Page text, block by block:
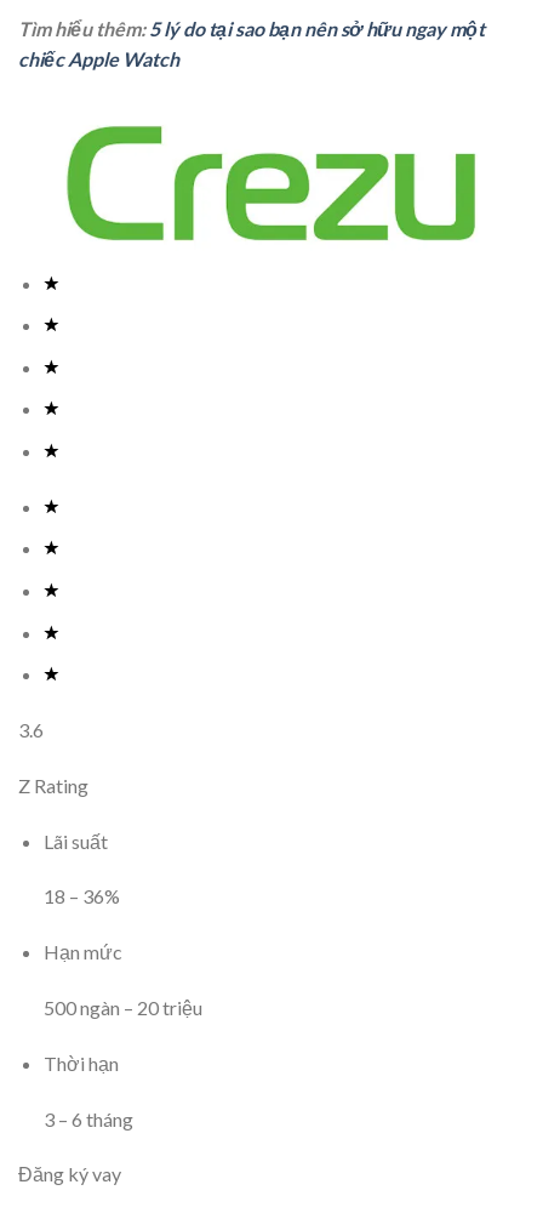
Tìm hiểu thêm: 5 lý do tại sao bạn nên sở hữu ngay một
chiếc Apple Watch
3.6
Z Rating
Lãi suất
18 – 36%
Hạn mức
500ngàn – 20triệu
Thời hạn
3– 6 tháng
Đăng ký vay